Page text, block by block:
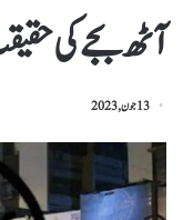
آٹھ بجے کی
13 جون, 2023